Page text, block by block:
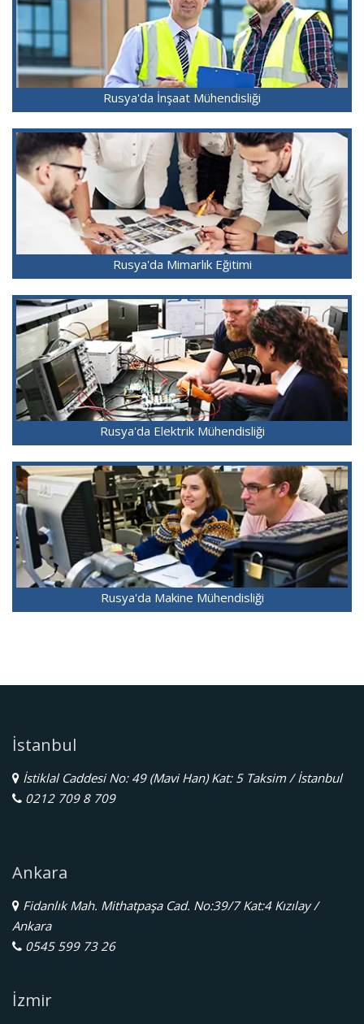
Rusya'da İnşaat Mühendisliği
Rusya'da Mimarlık Eğitimi
Rusya'da Elektrik Mühendisliği
Rusya'da Makine Mühendisliği
İstanbul
İstiklal Caddesi No: 49 (Mavi Han) Kat: 5 Taksim / İstanbul
0212 709 8 709
Ankara
Fidanlık Mah. Mithatpaşa Cad. No:39/7 Kat:4 Kızılay /
Ankara
0545 599 73 26
İzmir